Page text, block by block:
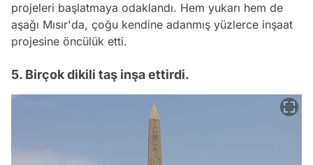
projeleri başlatmaya odaklandı. Hem yukarı hem de
aşağı Mısır'da, çoğu kendine adanmış yüzlerce inşaat
projesine öncülük etti.
5. Birçok dikili taş inşa ettirdi.